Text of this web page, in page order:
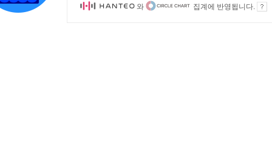
와
집계에 반영됩니다.